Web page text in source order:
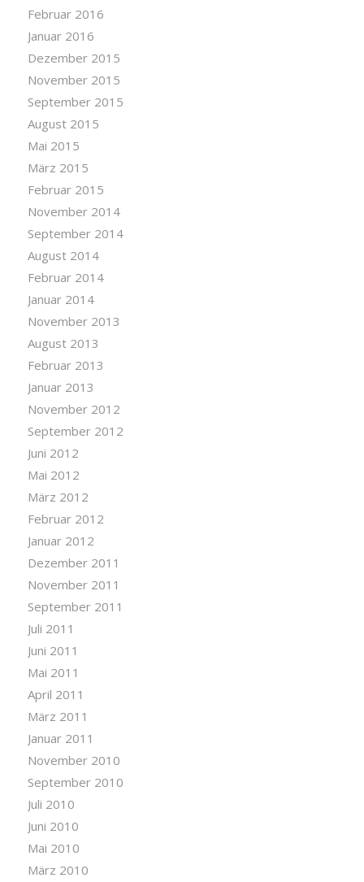
Februar 2016
Januar 2016
Dezember 2015
November 2015
September 2015
August 2015
Mai 2015
März 2015
Februar 2015
November 2014
September 2014
August 2014
Februar 2014
Januar 2014
November 2013
August 2013
Februar 2013
Januar 2013
November 2012
September 2012
Juni 2012
Mai 2012
März 2012
Februar 2012
Januar 2012
Dezember 2011
November 2011
September 2011
Juli 2011
Juni 2011
Mai 2011
April 2011
März 2011
Januar 2011
November 2010
September 2010
Juli 2010
Juni 2010
Mai 2010
März 2010